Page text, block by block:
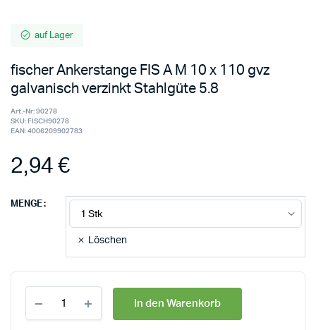
auf Lager
fischer Ankerstange FIS A M 10 x 110 gvz
galvanisch verzinkt Stahlgüte 5.8
Art.-Nr:90278
SKU: FISCH90278
EAN:4006209902783
2,94€
MENGE
Löschen
In den Warenkorb